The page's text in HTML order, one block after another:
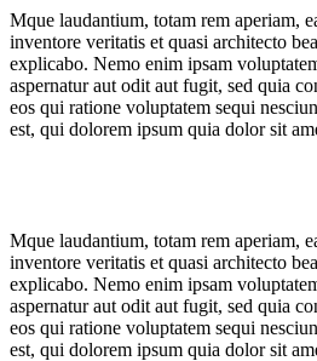
Mque laudantium, totam rem aperiam,
inventore veritatis et quasi architecto
explicabo. Nemo enim ipsam
aspernatur aut odit aut fugit, sed quia
eos qui ratione voluptatem sequi
est, qui dolorem ipsum quia dolor sit
Mque laudantium, totam rem aperiam,
inventore veritatis et quasi architecto
explicabo. Nemo enim ipsam
aspernatur aut odit aut fugit, sed quia
eos qui ratione voluptatem sequi
est, qui dolorem ipsum quia dolor sit